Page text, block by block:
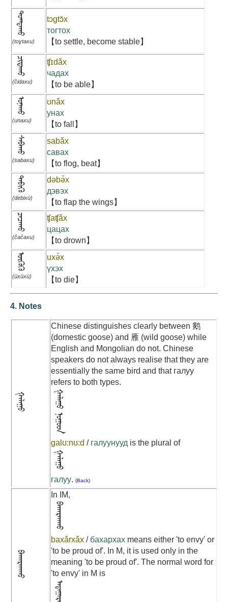
ᠲᠣᠭᠲᠠᠬᠤ
(toɣtaxu)
tɔgtɔ̌x
тогтох
【to settle, become stable】
ᠴᠢᠳᠠᠬᠤ
(čidaxu)
ʧɪdǎx
чадах
【to be able】
ᠤᠨᠠᠬᠤ
(unaxu)
ʊnǎx
унах
【to fall】
ᠰᠠᠪᠠᠬᠤ
(sabaxu)
sabǎx
савах
【to flog, beat】
ᠳᠡᠪᠢᠬᠦ
(debixü)
dəbə̌x
дэвэх
【to flap the wings】
ᠴᠠᠴᠠᠬᠤ
(čačaxu)
ʧаʧǎx
цацах
【to drown】
ᠦᠬᠦᠬᠦ
(üxüxü)
uxə̌x
үхэх
【to die】
4. Notes
ᠭᠠᠯᠠᠭᠣ
Chinese distinguishes clearly between 鹅
(domestic goose) and 雁 (wild goose) while
English and Mongolian do not. Chinese
speakers do not always realise that they are
essentially the same bird and that галуу
refers to both types.
ᠭᠠᠯᠠᠭᠣ ᠨᠣᠭᠣᠳ
galʊ:nʊ:d / галуунууд is the plural of
ᠭᠠᠯᠠᠭᠣ
галуу. (Back)
ᠪᠠᠬᠠᠷᠬᠠᠬᠤ
In IM,
ᠪᠠᠬᠠᠷᠬᠠᠬᠤ
baxǎrxǎx / бахархах means either 'to envy' or
'to be proud of'. In M, it is used only in the
meaning 'to be proud of'. The normal word for
'to envy' in M is